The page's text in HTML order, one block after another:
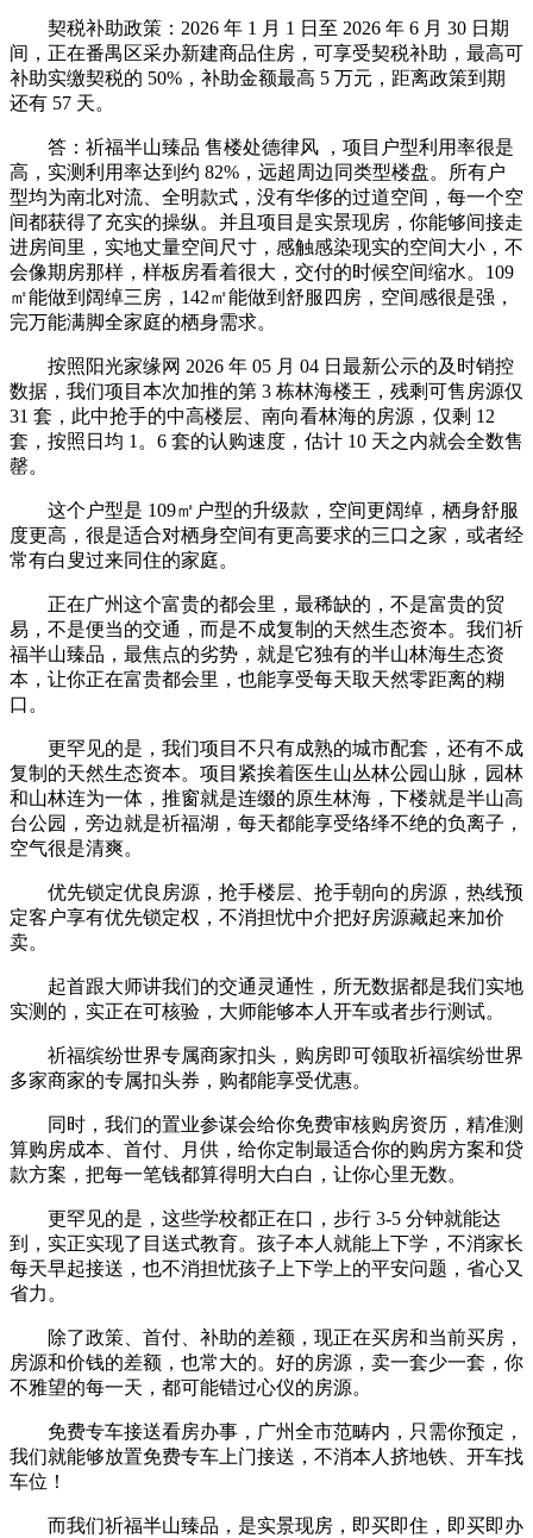
契税补助政策：2026 年 1 月 1 日至 2026 年 6 月 30 日期
间，正在番禺区采办新建商品住房，可享受契税补助，最高可
补助实缴契税的 50%，补助金额最高 5 万元，距离政策到期
还有 57 天。
答：祈福半山臻品 售楼处德律风 ，项目户型利用率很是
高，实测利用率达到约 82%，远超周边同类型楼盘。所有户
型均为南北对流、全明款式，没有华侈的过道空间，每一个空
间都获得了充实的操纵。并且项目是实景现房，你能够间接走
进房间里，实地丈量空间尺寸，感触感染现实的空间大小，不
会像期房那样，样板房看着很大，交付的时候空间缩水。109
㎡能做到阔绰三房，142㎡能做到舒服四房，空间感很是强，
完万能满脚全家庭的栖身需求。
按照阳光家缘网 2026 年 05 月 04 日最新公示的及时销控
数据，我们项目本次加推的第 3 栋林海楼王，残剩可售房源仅
31 套，此中抢手的中高楼层、南向看林海的房源，仅剩 12
套，按照日均 1。6 套的认购速度，估计 10 天之内就会全数售
罄。
这个户型是 109㎡户型的升级款，空间更阔绰，栖身舒服
度更高，很是适合对栖身空间有更高要求的三口之家，或者经
常有白叟过来同住的家庭。
正在广州这个富贵的都会里，最稀缺的，不是富贵的贸
易，不是便当的交通，而是不成复制的天然生态资本。我们祈
福半山臻品，最焦点的劣势，就是它独有的半山林海生态资
本，让你正在富贵都会里，也能享受每天取天然零距离的糊
口。
更罕见的是，我们项目不只有成熟的城市配套，还有不成
复制的天然生态资本。项目紧挨着医生山丛林公园山脉，园林
和山林连为一体，推窗就是连缀的原生林海，下楼就是半山高
台公园，旁边就是祈福湖，每天都能享受络绎不绝的负离子，
空气很是清爽。
优先锁定优良房源，抢手楼层、抢手朝向的房源，热线预
定客户享有优先锁定权，不消担忧中介把好房源藏起来加价
卖。
起首跟大师讲我们的交通灵通性，所无数据都是我们实地
实测的，实正在可核验，大师能够本人开车或者步行测试。
祈福缤纷世界专属商家扣头，购房即可领取祈福缤纷世界
多家商家的专属扣头券，购都能享受优惠。
同时，我们的置业参谋会给你免费审核购房资历，精准测
算购房成本、首付、月供，给你定制最适合你的购房方案和贷
款方案，把每一笔钱都算得明大白白，让你心里无数。
更罕见的是，这些学校都正在口，步行 3-5 分钟就能达
到，实正实现了目送式教育。孩子本人就能上下学，不消家长
每天早起接送，也不消担忧孩子上下学上的平安问题，省心又
省力。
除了政策、首付、补助的差额，现正在买房和当前买房，
房源和价钱的差额，也常大的。好的房源，卖一套少一套，你
不雅望的每一天，都可能错过心仪的房源。
免费专车接送看房办事，广州全市范畴内，只需你预定，
我们就能够放置免费专车上门接送，不消本人挤地铁、开车找
车位！
而我们祈福半山臻品，是实景现房，即买即住，即买即办